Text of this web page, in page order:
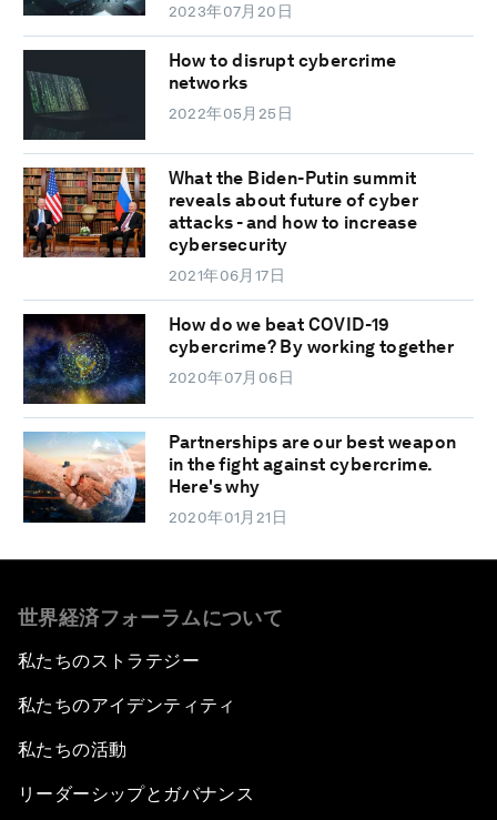
2023年07月20日
How to disrupt cybercrime
networks
2022年05月25日
What the Biden-Putin summit
reveals about future of cyber
attacks - and how to increase
cybersecurity
2021年06月17日
How do we beat COVID-19
cybercrime? By working together
2020年07月06日
Partnerships are our best weapon
in the fight against cybercrime.
Here's why
2020年01月21日
世界経済フォーラムについて
私たちのストラテジー
私たちのアイデンティティ
私たちの活動
リーダーシップとガバナンス